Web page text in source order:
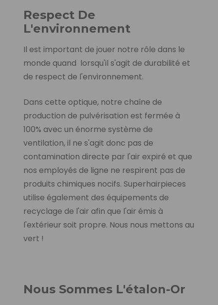
Respect De
L'environnement
Il est important de jouer notre rôle dans le
monde quand lorsqu'il s'agit de durabilité et
de respect de l'environnement.
Dans cette optique, notre chaîne de
production de pulvérisation est fermée à
100% avec un énorme système de
ventilation, il ne s'agit donc pas de
contamination directe par l'air expiré et que
nos employés de ligne ne respirent pas de
produits chimiques nocifs. Superhairpieces
utilise également des équipements de
recyclage de l'air afin que l'air émis à
l'extérieur soit propre. Nous nous mettons au
vert !
Nous Sommes L'étalon-Or